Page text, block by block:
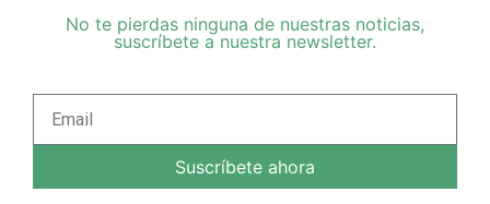
No te pierdas ninguna de nuestras noticias,
suscríbete a nuestra newsletter.
Suscríbete ahora